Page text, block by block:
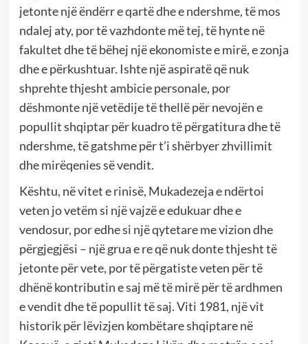
jetonte një ëndërr e qartë dhe e ndershme, të mos
ndalej aty, por të vazhdonte më tej, të hynte në
fakultet dhe të bëhej një ekonomiste e mirë, e zonja
dhe e përkushtuar. Ishte një aspiratë që nuk
shprehte thjesht ambicie personale, por
dëshmonte një vetëdije të thellë për nevojën e
popullit shqiptar për kuadro të përgatitura dhe të
ndershme, të gatshme për t’i shërbyer zhvillimit
dhe mirëqenies së vendit.
Kështu, në vitet e rinisë, Mukadezeja e ndërtoi
veten jo vetëm si një vajzë e edukuar dhe e
vendosur, por edhe si një qytetare me vizion dhe
përgjegjësi – një grua e re që nuk donte thjesht të
jetonte për vete, por të përgatiste veten për të
dhënë kontributin e saj më të mirë për të ardhmen
e vendit dhe të popullit të saj. Viti 1981, një vit
historik për lëvizjen kombëtare shqiptare në